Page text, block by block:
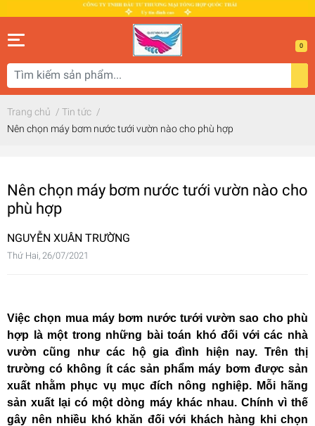
0
Trang chủ / Tin tức /
Nên chọn máy bơm nước tưới vườn nào cho phù hợp
Nên chọn máy bơm nước tưới vườn nào cho
phù hợp
NGUYỄN XUÂN TRƯỜNG
Thứ Hai, 26/07/2021
Việc chọn mua máy bơm nước tưới vườn sao cho phù
hợp là một trong những bài toán khó đối với các nhà
vườn cũng như các hộ gia đình hiện nay. Trên thị
trường có không ít các sản phẩm máy bơm được sản
xuất nhằm phục vụ mục đích nông nghiệp. Mỗi hãng
sản xuất lại có một dòng máy khác nhau. Chính vì thế
gây nên nhiều khó khăn đối với khách hàng khi chọn